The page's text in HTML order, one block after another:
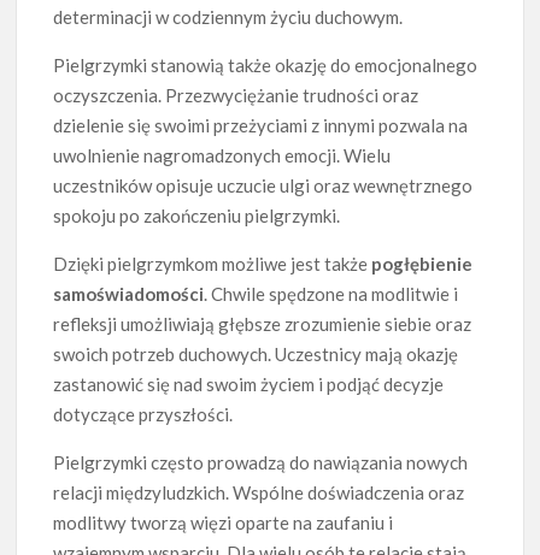
determinacji w codziennym życiu duchowym.
Pielgrzymki stanowią także okazję do emocjonalnego
oczyszczenia. Przezwyciężanie trudności oraz
dzielenie się swoimi przeżyciami z innymi pozwala na
uwolnienie nagromadzonych emocji. Wielu
uczestników opisuje uczucie ulgi oraz wewnętrznego
spokoju po zakończeniu pielgrzymki.
Dzięki pielgrzymkom możliwe jest także pogłębienie
samoświadomości. Chwile spędzone na modlitwie i
refleksji umożliwiają głębsze zrozumienie siebie oraz
swoich potrzeb duchowych. Uczestnicy mają okazję
zastanowić się nad swoim życiem i podjąć decyzje
dotyczące przyszłości.
Pielgrzymki często prowadzą do nawiązania nowych
relacji międzyludzkich. Wspólne doświadczenia oraz
modlitwy tworzą więzi oparte na zaufaniu i